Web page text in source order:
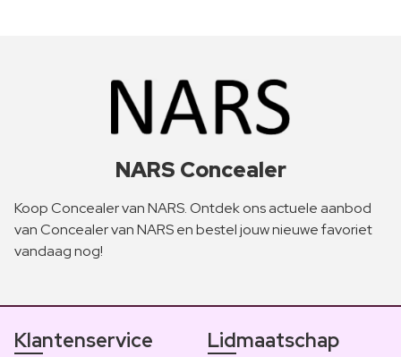
NARS Concealer
Koop Concealer van NARS. Ontdek ons actuele aanbod
van Concealer van NARS en bestel jouw nieuwe favoriet
vandaag nog!
Klantenservice Lidmaatschap